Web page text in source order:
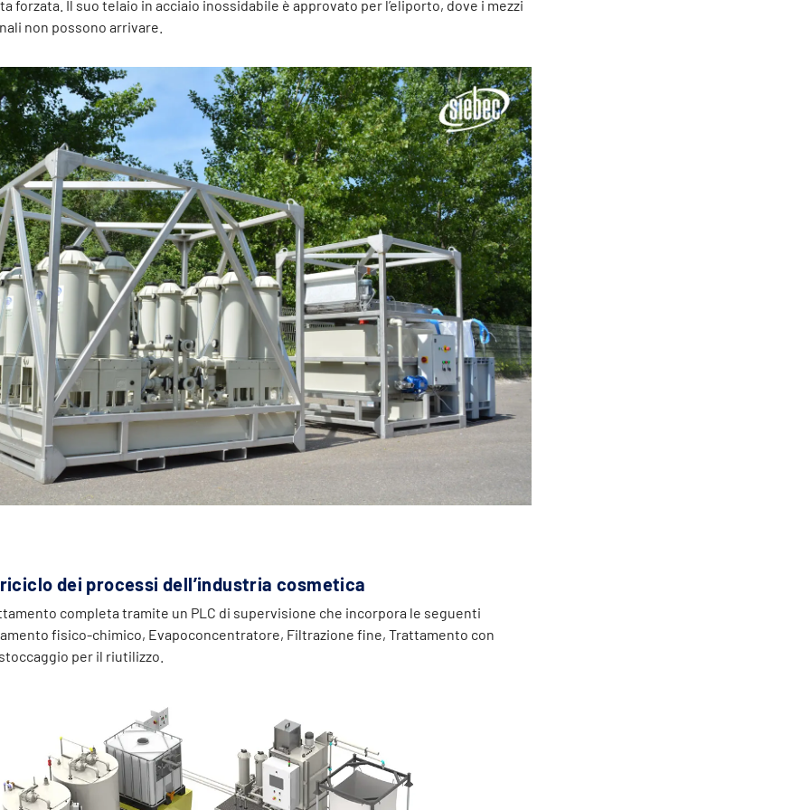
forzata. Il suo telaio in acciaio inossidabile è approvato per l’eliporto, dove i mezzi
non possono arrivare.
dei processi dell’industria cosmetica
completa tramite un PLC di supervisione che incorpora le seguenti
fisico-chimico, Evapoconcentratore, Filtrazione fine, Trattamento con
per il riutilizzo.